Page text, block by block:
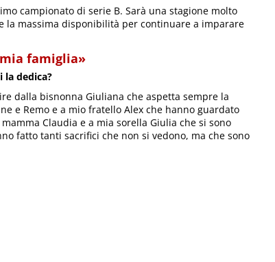
campionato di serie B. Sarà una stagione molto
la massima disponibilità per continuare a imparare
famiglia»
la dedica?
dalla bisnonna Giuliana che aspetta sempre la
e Remo e a mio fratello Alex che hanno guardato
Claudia e a mia sorella Giulia che si sono
fatto tanti sacrifici che non si vedono, ma che sono